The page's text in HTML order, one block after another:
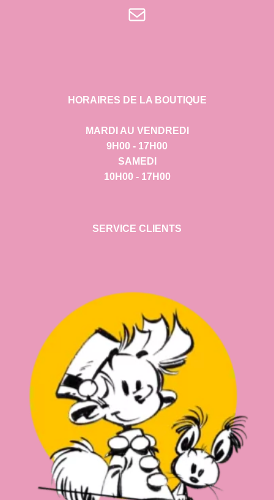
E-mail
HORAIRES DE LA BOUTIQUE
MARDI AU VENDREDI
9H00 - 17H00
SAMEDI
10H00 - 17H00
SERVICE CLIENTS